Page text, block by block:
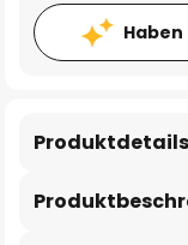
Produktdetails